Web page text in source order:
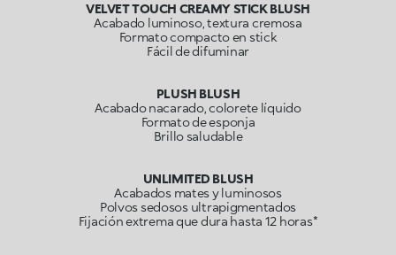
VELVET TOUCH CREAMY STICK BLUSH
Acabado luminoso, textura cremosa
Formato compacto en stick
Fácil de difuminar
PLUSH BLUSH
Acabado nacarado, colorete líquido
Formato de esponja
Brillo saludable
UNLIMITED BLUSH
Acabados mates y luminosos
Polvos sedosos ultrapigmentados
Fijación extrema que dura hasta 12 horas*